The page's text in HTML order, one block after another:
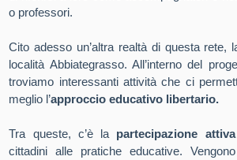
o professori.
Cito adesso un’altra realtà di questa rete,
località Abbiategrasso. All’interno del
troviamo interessanti attività che ci
meglio l’approccio educativo libertario.
Tra queste, c’è la partecipazione
cittadini alle pratiche educative.